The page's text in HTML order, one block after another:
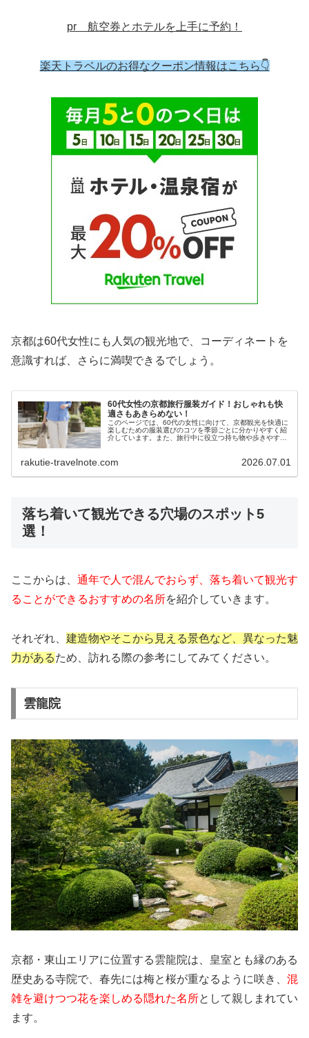
pr 航空券とホテルを上手に予約！
楽天トラベルのお得なクーポン情報はこちら👇
京都は60代女性にも人気の観光地で、コーディネートを
意識すれば、さらに満喫できるでしょう。
60代女性の京都旅行服装ガイド！おしゃれも快
適さもあきらめない！
このページでは、60代の女性に向けて、京都観光を快適に
楽しむための服装選びのコツを季節ごとに分かりやすく紹
介しています。また、旅行中に役立つ持ち物や歩きやすさ
ください。
rakutie-travelnote.com 2026.07.01
落ち着いて観光できる穴場のスポット5
選！
ここからは、 通年で人で混んでおらず、落ち着いて観光す
ることができるおすすめの名所を紹介していきます。
それぞれ、 建造物やそこから見える景色など、異なった魅
力があるため、訪れる際の参考にしてみてください。
雲龍院
京都・東山エリアに位置する雲龍院は、皇室とも縁のある
歴史ある寺院で、春先には梅と桜が重なるように咲き、 混
雑を避けつつ花を楽しめる隠れた名所として親しまれてい
ます。